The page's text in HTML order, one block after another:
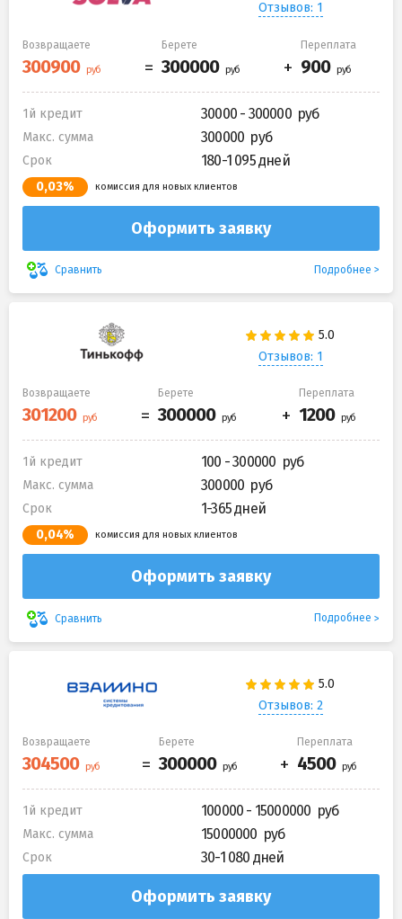
Отзывов: 1
Возвращаете Берете Переплата
1й кредит 30000 - 300000
Макс. сумма 300000
Срок 180-1 095 дней
0,03% комиссия для новых клиентов
Оформить заявку
Сравнить Подробнее
Отзывов: 1
Возвращаете Берете Переплата
1й кредит 100 - 300000
Макс. сумма 300000
Срок 1-365 дней
0,04% комиссия для новых клиентов
Оформить заявку
Сравнить Подробнее
Отзывов: 2
Возвращаете Берете Переплата
1й кредит 100000 - 15000000
Макс. сумма 15000000
Срок 30-1 080 дней
Оформить заявку